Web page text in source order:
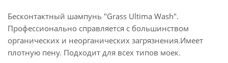
Бесконтактный шампунь "Grass Ultima Wash".
Профессионально справляется с большинством
органических и неорганических загрязнения.Имеет
плотную пену. Подходит для всех типов моек.